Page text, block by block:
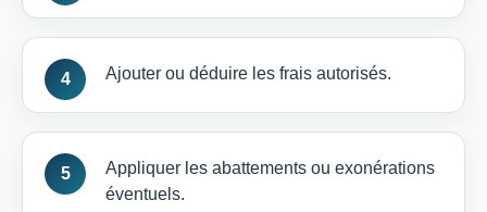
Ajouter ou déduire les frais autorisés.
Appliquer les abattements ou exonérations
éventuels.